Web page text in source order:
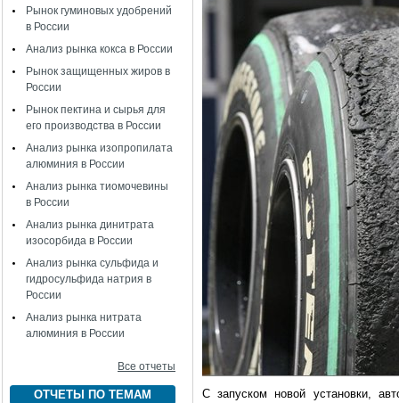
Рынок гуминовых удобрений
в России
Анализ рынка кокса в России
Рынок защищенных жиров в
России
Рынок пектина и сырья для
его производства в России
Анализ рынка изопропилата
алюминия в России
Анализ рынка тиомочевины
в России
Анализ рынка динитрата
изосорбида в России
Анализ рынка сульфида и
гидросульфида натрия в
России
Анализ рынка нитрата
алюминия в России
Все отчеты
ОТЧЕТЫ ПО ТЕМАМ
С запуском новой установки,